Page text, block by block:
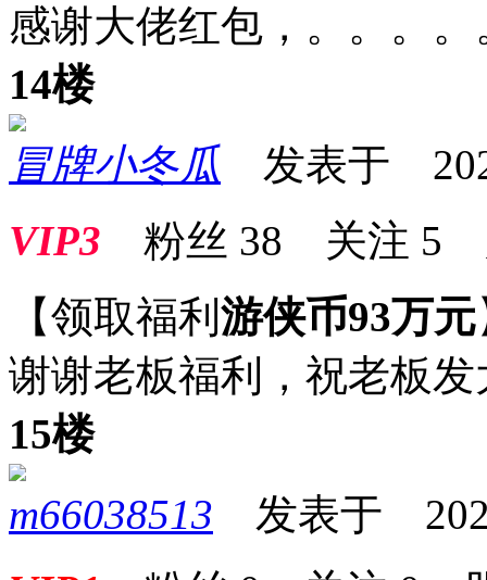
感谢大佬红包，。。。。
14楼
冒牌小冬瓜 发表于
VIP3 粉丝 38 关注 5
【领取福利 游侠币93万元
谢谢老板福利，祝老板发
15楼
m66038513 发表于